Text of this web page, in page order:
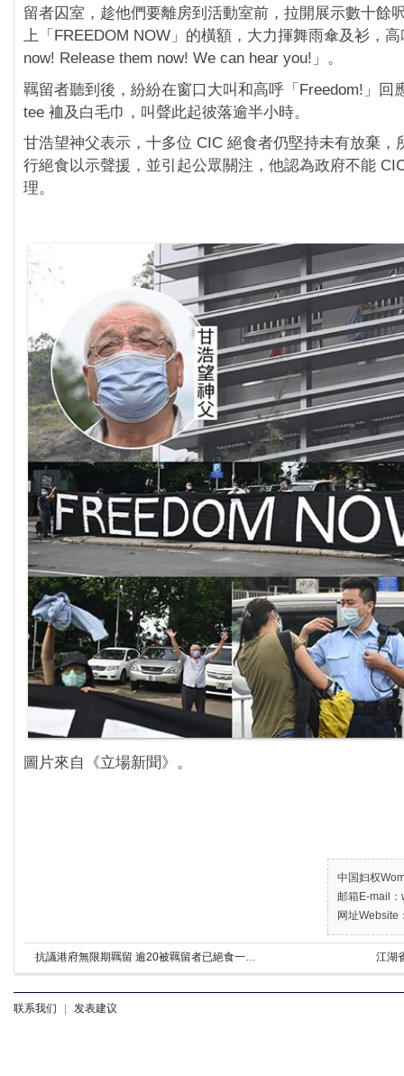
留者囚室，趁他們要離房到活動室前，拉開展示數十餘
上「FREEDOM NOW」的橫額，大力揮舞雨傘及衫，
now! Release them now! We can hear you!」。
羈留者聽到後，紛紛在窗口大叫和高呼「Freedom!」回
tee 裇及白毛巾，叫聲此起彼落逾半小時。
甘浩望神父表示，十多位 CIC 絕食者仍堅持未有放棄，
行絕食以示聲援，並引起公眾關注，他認為政府不能
理。
圖片來自《立場新聞》。
中国妇权
邮箱E-mail
网址Website
抗議港府無限期羈留 逾20被羈留者已絕食一周 江湖
联系我们 发表建议